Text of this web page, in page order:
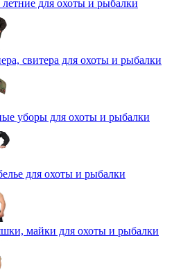
для охоты и рыбалки
свитера для охоты и рыбалки
уборы для охоты и рыбалки
для охоты и рыбалки
майки для охоты и рыбалки